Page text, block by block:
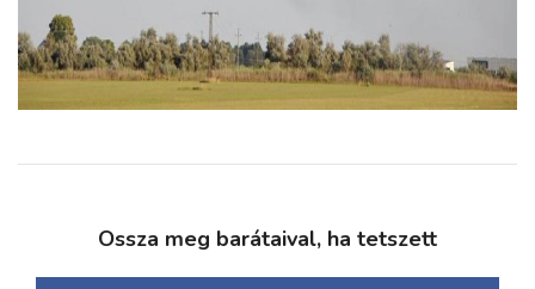
Ossza meg barátaival, ha tetszett